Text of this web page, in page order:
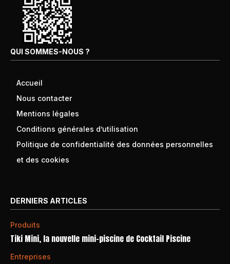
QUI SOMMES-NOUS ?
Accueil
Nous contacter
Mentions légales
Conditions générales d’utilisation
Politique de confidentialité des données personnelles
et des cookies
DERNIERS ARTICLES
Produits
Tiki Mini, la nouvelle mini-piscine de Cocktail Piscine
Entreprises